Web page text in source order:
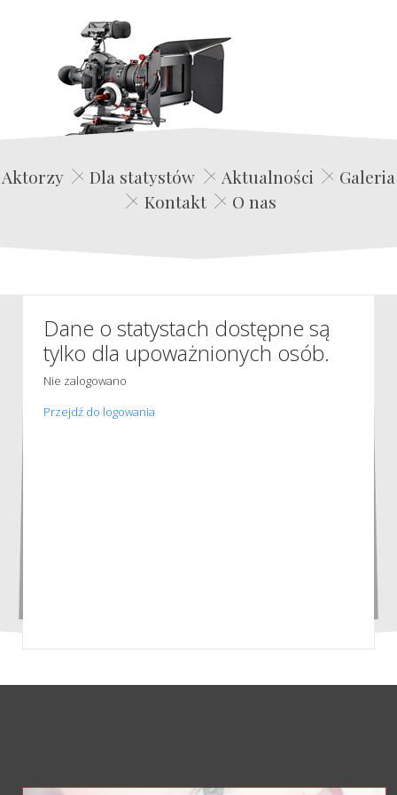
Edwin Film Agencja Aktorska
Aktorzy Dla statystów Aktualności
Galeria
Kontakt
O nas
Dane o statystach dostępne są
tylko dla upoważnionych osób.
Nie zalogowano
Przejdź do logowania